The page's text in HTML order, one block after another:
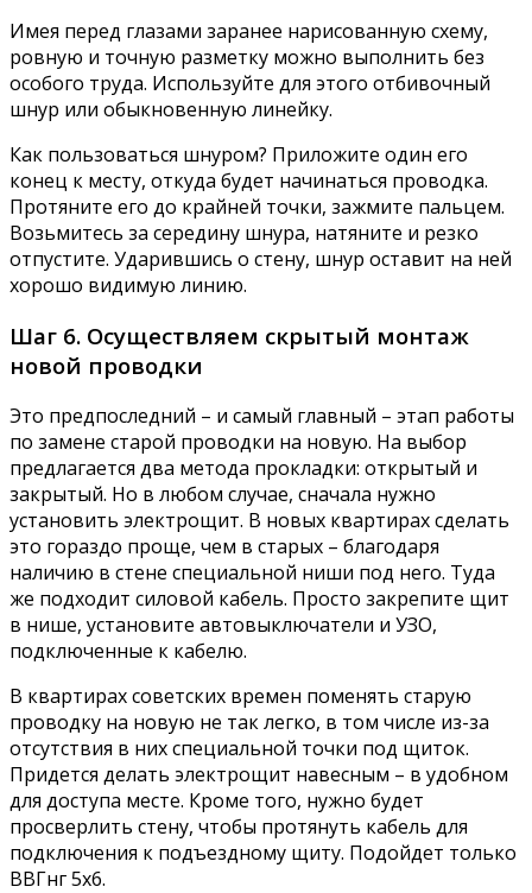
Имея перед глазами заранее нарисованную схему,
ровную и точную разметку можно выполнить без
особого труда. Используйте для этого отбивочный
шнур или обыкновенную линейку.
Как пользоваться шнуром? Приложите один его
конец к месту, откуда будет начинаться проводка.
Протяните его до крайней точки, зажмите пальцем.
Возьмитесь за середину шнура, натяните и резко
отпустите. Ударившись о стену, шнур оставит на ней
хорошо видимую линию.
Шаг 6. Осуществляем скрытый монтаж
новой проводки
Это предпоследний – и самый главный – этап работы
по замене старой проводки на новую. На выбор
предлагается два метода прокладки: открытый и
закрытый. Но в любом случае, сначала нужно
установить электрощит. В новых квартирах сделать
это гораздо проще, чем в старых – благодаря
наличию в стене специальной ниши под него. Туда
же подходит силовой кабель. Просто закрепите щит
в нише, установите автовыключатели и УЗО,
подключенные к кабелю.
В квартирах советских времен поменять старую
проводку на новую не так легко, в том числе из-за
отсутствия в них специальной точки под щиток.
Придется делать электрощит навесным – в удобном
для доступа месте. Кроме того, нужно будет
просверлить стену, чтобы протянуть кабель для
подключения к подъездному щиту. Подойдет только
ВВГнг 5х6.